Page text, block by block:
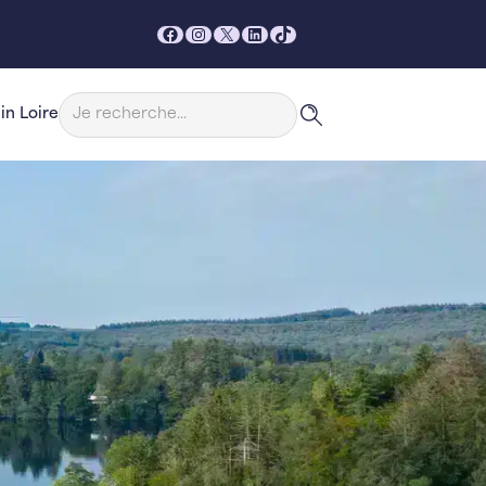
Facebook
Instagram
X LinkedIn
TikTok
Loire
Rechercher